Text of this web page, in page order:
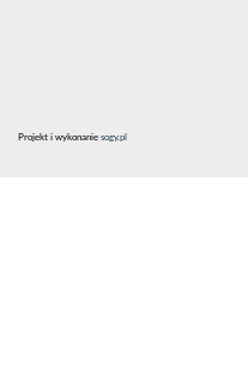
Projekt i wykonanie sogy.pl